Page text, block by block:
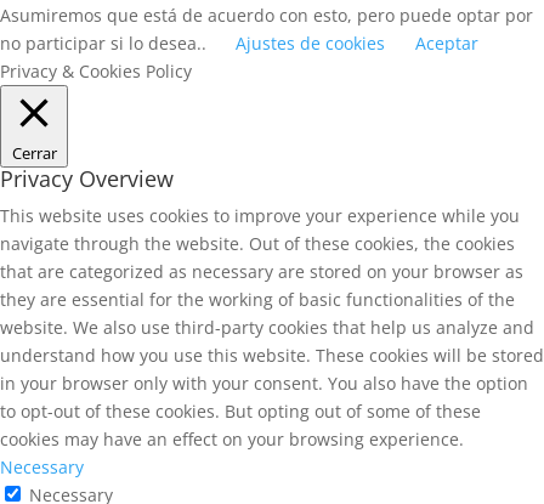
Asumiremos que está de acuerdo con esto, pero puede optar por
no participar si lo desea..
Ajustes de cookies
Aceptar
Privacy & Cookies Policy
Cerrar
Privacy Overview
This website uses cookies to improve your experience while you
navigate through the website. Out of these cookies, the cookies
that are categorized as necessary are stored on your browser as
they are essential for the working of basic functionalities of the
website. We also use third-party cookies that help us analyze and
understand how you use this website. These cookies will be stored
in your browser only with your consent. You also have the option
to opt-out of these cookies. But opting out of some of these
cookies may have an effect on your browsing experience.
Necessary
Necessary